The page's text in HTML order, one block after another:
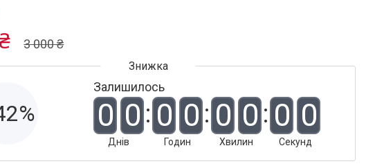
3 000 ₴
Залишилось
0 0
Днів
0 0
Годин
0 0
Хвилин
0 0
Секунд